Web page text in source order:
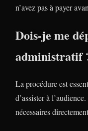
n’avez pas à payer
Dois-je me
administratif
La procédure est
d’assister à
nécessaires